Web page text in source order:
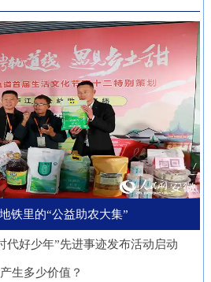
面的扎实成效。近年来，邮储银
行安徽省分行始终将清廉金融文
化建设摆在重要位置，通过常态
化教育、制度完善与持续宣传，
推动廉洁理念内化于心、外化于
行。在开展正面宣传教育的同
时，该行也注重警示教育，特别
是面向党员领导干部开展“以案
示警、以案为戒、以案促改”专
题教育，着力构建“不敢腐、不
能腐、不想腐”的长效机制，引
的科技企业带来多件实物展品在
中国馆展出，此外，淮南、池州
等地市的老字号、非遗项目也展
示安徽丰富的文化底蕴。进博八
年，安徽从一个“采购者”，努力
成为“战略合作者”，合作模式也
从单纯的“买产品”向“引技术、
促升级”深化。今年安徽交易团
负责组织新兴产业相关单位参会
招商。这一切都服务于一个更精
准的目标：通过进博会，赋能安
色变革，在守护江淮生态屏障的
同时，蹚出了一条生态效益、经
济效益、社会效益共赢的新路
径。作为全国林业大省，安徽现
有国有林场100个，经营总面积
超400万亩。近年来，安徽深入
贯彻落实习近平生态文明思想，
以国有林场改革为契机，通过创
新经营模式、拓展产业维度、深
化联农机制，让昔日“只守青山
经济“前沿阵地”。合肥大学“智
慧交通”团队正在基础理论、关
键核心技术、人才队伍、产业发
展等方面全面发力，着力支撑合
肥打造综合交通枢纽科技力量。
近年来，合肥大学智能建造与交
通学院积极布局低空交通发展新
赛道，打造安徽省智慧交通大数
据分析与应用工程实验室等学科
交叉创新平台，联合头部企业开
展低空物流、城市应急等多应用
场景技术攻关。2025年，团
铁里的“公益助农大集”
代好少年”先进事迹发布活动启动
生多少价值？